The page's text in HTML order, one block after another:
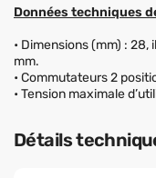
Données techniques
• Dimensions (mm) :
mm.
• Commutateurs 2
• Tension maximale
Détails